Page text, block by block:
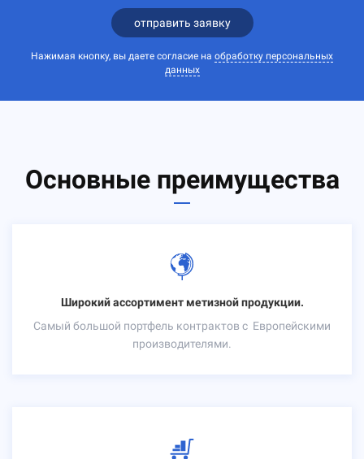
отправить заявку
Нажимая кнопку, вы даете согласие на обработку персональных
данных
Основные преимущества
Широкий ассортимент метизной продукции.
Самый большой портфель контрактов с Европейскими
производителями.